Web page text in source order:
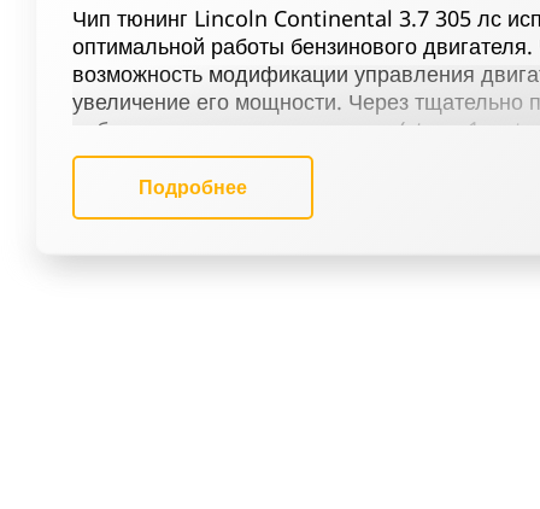
Чип тюнинг Lincoln Continental 3.7 305 лс
оптимальной работы бензинового
возможность модификации управления
увеличение его мощности. Через тщательно
работ, включающих чип тюнинг (stage 1 и
(Евро-2), деактивацию Evap и EGR, активацию
настройку терморегуляции и снятие
Continental 3.7 305 лс достигает нового
Подробнее